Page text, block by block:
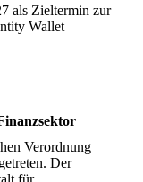
als Zieltermin zur
Wallet
Verordnung
Der
für